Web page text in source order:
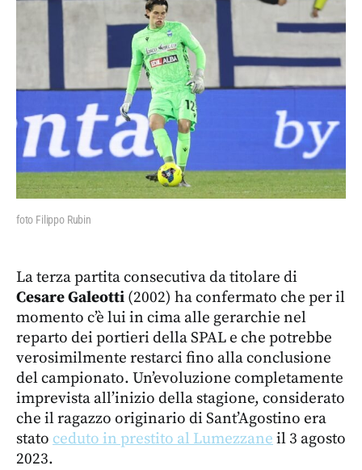
foto Filippo Rubin
La terza partita consecutiva da titolare di
Cesare Galeotti (2002) ha confermato che per il
momento c’è lui in cima alle gerarchie nel
reparto dei portieri della SPAL e che potrebbe
verosimilmente restarci fino alla conclusione
del campionato. Un’evoluzione completamente
imprevista all’inizio della stagione, considerato
che il ragazzo originario di Sant’Agostino era
stato ceduto in prestito al Lumezzane il 3 agosto
2023.